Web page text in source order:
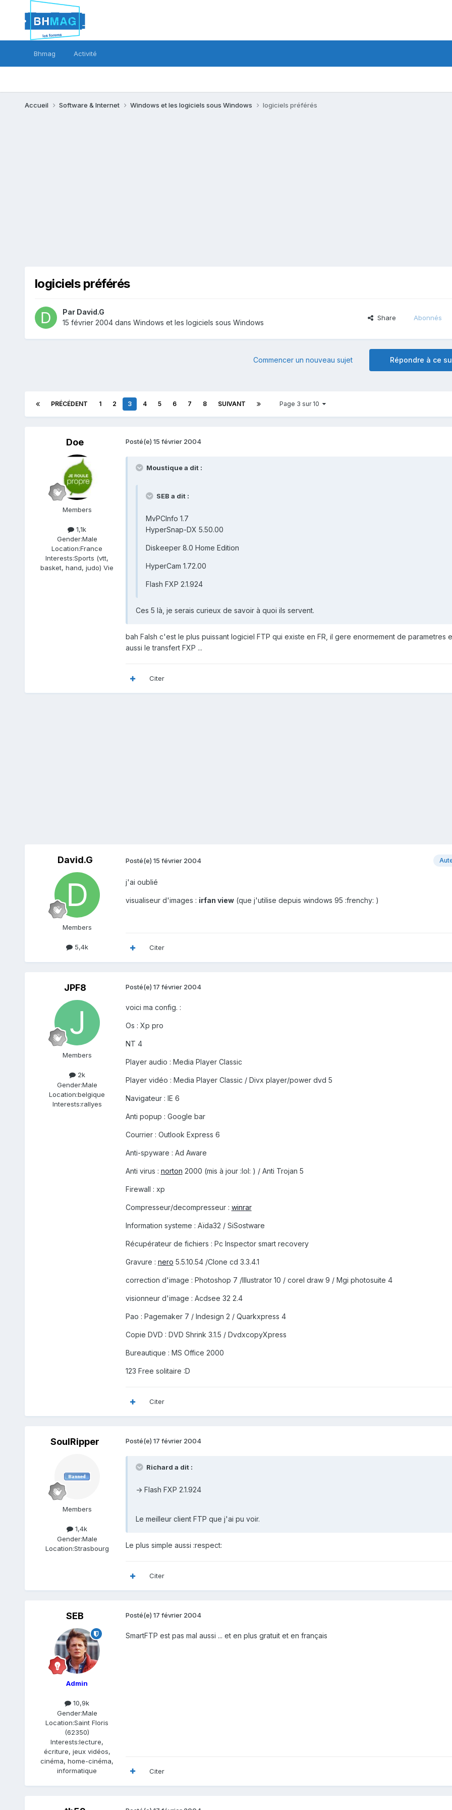
Bhmag Activité
Accueil Software & Internet Windows et les logiciels sous Windows logiciels préférés
logiciels préférés
Par David.G
15 février 2004dans Windows et les logiciels sous Windows
Share Abonnés
Répondre à ce
Commencer un nouveau sujet
PRÉCÉDENT 1 2 3 4 5 6 7 8 SUIVANT Page 3 sur 10
Doe
Members
1,1k
Gender:Male
Location:France
Interests:Sports (vtt,
basket, hand, judo) Vie
Posté(e) 15 février 2004
Moustique a dit :
SEB a dit :
MvPCInfo 1.7
HyperSnap-DX 5.50.00
Diskeeper 8.0 Home Edition
HyperCam 1.72.00
Flash FXP 2.1.924
Ces 5 là, je serais curieux de savoir à quoi ils servent.
bah Falsh c'est le plus puissant logiciel FTP qui existe en FR, il gere enormement de parametres
aussi le transfert FXP ...
Citer
David.G
Members
5,4k
Posté(e) 15 février 2004
j'ai oublié
visualiseur d'images : irfan view(que j'utilise depuis windows 95 :frenchy: )
Citer
JPF8
Members
2k
Gender:Male
Location:belgique
Interests:rallyes
Posté(e) 17 février 2004
voici ma config. :
Os : Xp pro
NT 4
Player audio : Media Player Classic
Player vidéo : Media Player Classic / Divx player/power dvd 5
Navigateur : IE 6
Anti popup : Google bar
Courrier : Outlook Express 6
Anti-spyware : Ad Aware
Anti virus : norton 2000 (mis à jour :lol: ) / Anti Trojan 5
Firewall : xp
Compresseur/decompresseur : winrar
Information systeme : Aïda32 / SiSostware
Récupérateur de fichiers : Pc Inspector smart recovery
Gravure : nero 5.5.10.54 /Clone cd 3.3.4.1
correction d'image : Photoshop 7 /Illustrator 10 / corel draw 9 / Mgi photosuite 4
visionneur d'image : Acdsee 32 2.4
Pao : Pagemaker 7 / Indesign 2 / Quarkxpress 4
Copie DVD : DVD Shrink 3.1.5 / DvdxcopyXpress
Bureautique : MS Office 2000
123 Free solitaire :D
Citer
SoulRipper
Members
1,4k
Gender:Male
Location:Strasbourg
Posté(e) 17 février 2004
Richard a dit :
-> Flash FXP 2.1.924
Le meilleur client FTP que j'ai pu voir.
Le plus simple aussi :respect:
Citer
SEB
Admin
10,9k
Gender:Male
Location:Saint Floris
(62350)
Interests:lecture,
écriture, jeux vidéos,
cinéma, home-cinéma,
informatique
Posté(e) 17 février 2004
SmartFTP est pas mal aussi ... et en plus gratuit et en français
Citer